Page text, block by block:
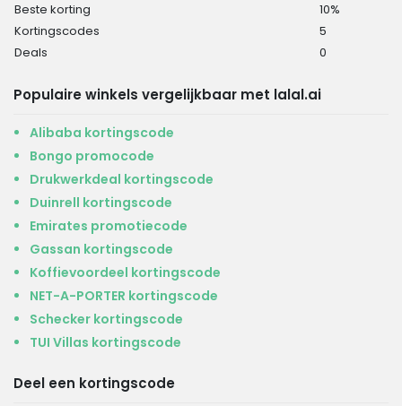
Beste korting
10%
Kortingscodes
5
Deals
0
Populaire winkels vergelijkbaar met lalal.ai
Alibaba kortingscode
Bongo promocode
Drukwerkdeal kortingscode
Duinrell kortingscode
Emirates promotiecode
Gassan kortingscode
Koffievoordeel kortingscode
NET-A-PORTER kortingscode
Schecker kortingscode
TUI Villas kortingscode
Deel een kortingscode